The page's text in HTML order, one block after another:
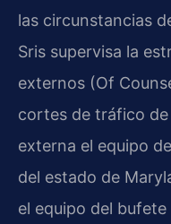
las circunstancias
Sris supervisa la
externos (Of
cortes de tráfico
externa el equipo
del estado de
el equipo del